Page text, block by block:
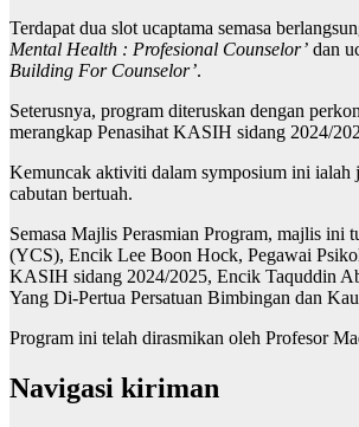
Terdapat dua slot ucaptama semasa
Mental Health : Profesional Counselor’ dan
Building For Counselor’.
Seterusnya, program diteruskan dengan
merangkap Penasihat KASIH sidang 2024/
Kemuncak aktiviti dalam symposium ini ialah
cabutan bertuah.
Semasa Majlis Perasmian Program, majlis
(YCS), Encik Lee Boon Hock, Pegawai
KASIH sidang 2024/2025, Encik Taquddin
Yang Di-Pertua Persatuan Bimbingan dan
Program ini telah dirasmikan oleh Profesor
Navigasi kiriman